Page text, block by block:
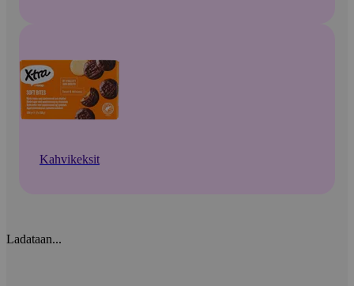
Kahvikeksit
Ladataan...